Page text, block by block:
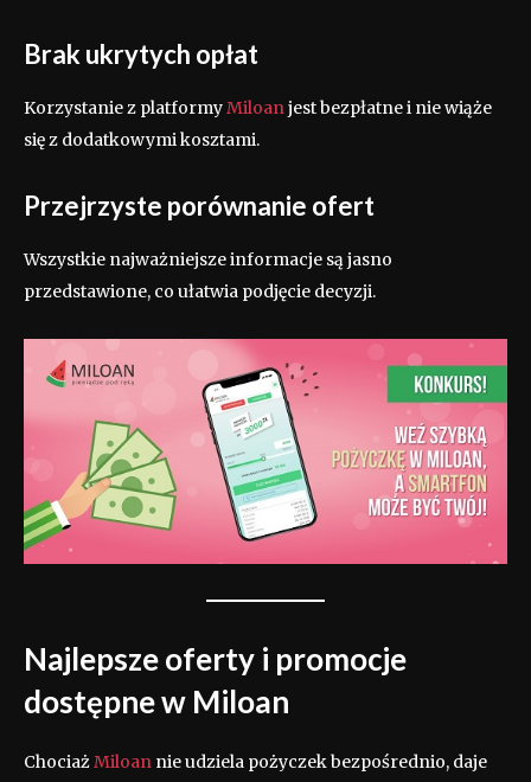
Brak ukrytych opłat
Korzystanie z platformyMiloanjest bezpłatne i nie wiąże
się z dodatkowymi kosztami.
Przejrzyste porównanie ofert
Wszystkie najważniejsze informacje są jasno
przedstawione, co ułatwia podjęcie decyzji.
Najlepsze oferty i promocje
dostępne w Miloan
ChociażMiloan nie udziela pożyczek bezpośrednio, daje